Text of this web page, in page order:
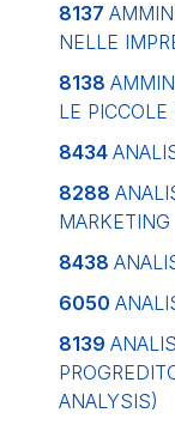
8137
NELLE
8138
LE
8434
8288
MARKETING
8438
6050
8139
ANALYSIS)